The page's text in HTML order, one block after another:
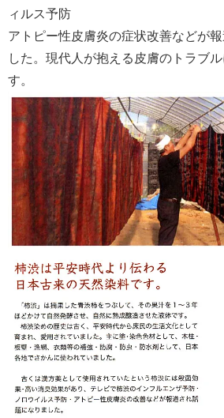
ィルス予防
アトピー性皮膚炎の症状改善などが
した。現代人が抱える皮膚のトラブ
す。